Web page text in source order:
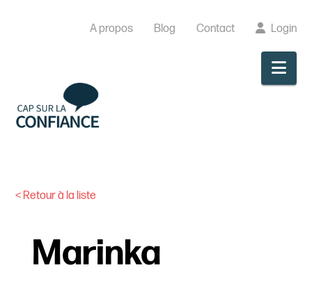
A propos Blog Contact Login
< Retour à la liste
Marinka